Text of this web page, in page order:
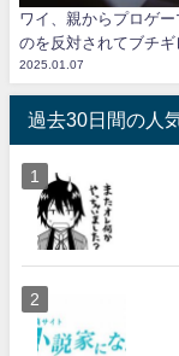
ワイ、親からプロゲー
のを反対されてブチギ
2025.01.07
過去30日間の人